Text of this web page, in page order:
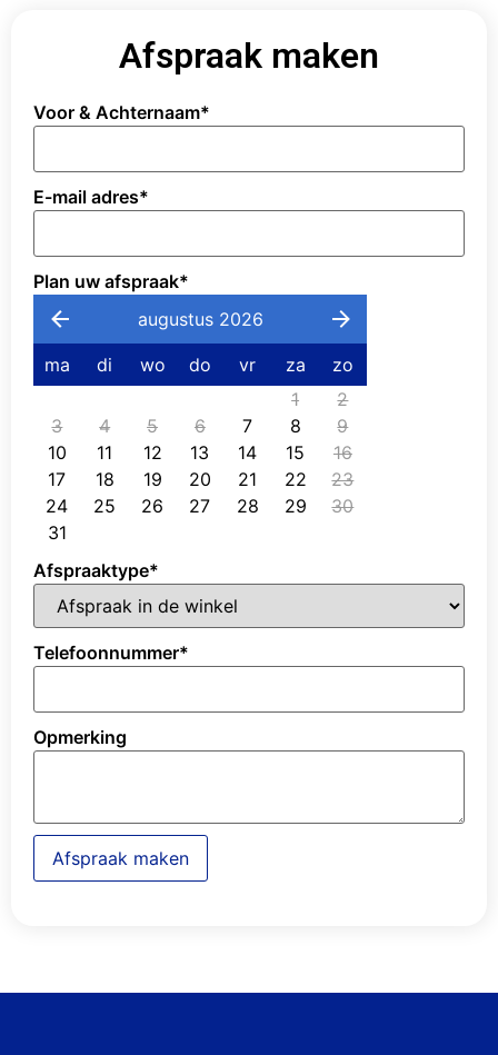
Afspraak maken
Voor & Achternaam*
E-mail adres*
Plan uw afspraak*
augustus 2026
ma di wo do vr za
zo
1
2
3
4 5 6 7 8
9
10
11 12 13 14 15
16
17
18 19 20 21 22
23
24
25 26 27 28 29
30
31
Afspraaktype*
Telefoonnummer*
Opmerking
Afspraak maken